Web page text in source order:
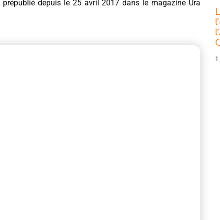
depuis le 25 avril 2017 dans le magazine Ura
1